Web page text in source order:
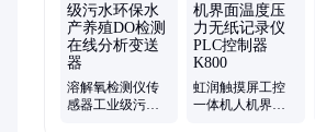
力、气压真空、隔离温度、温度湿度、电
能、传感器探头、控制仪智能、仪表电流
溶解氧检测仪传
感器工业级污水
虹润触摸屏工控
一体机人机界面